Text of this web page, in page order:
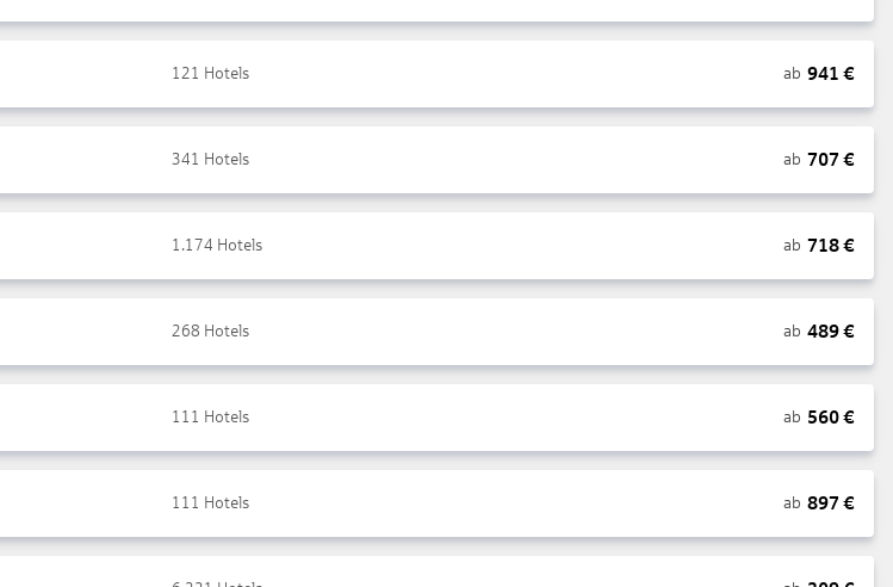
121 Hotels ab 941 €
341 Hotels ab 707 €
1.174 Hotels ab 718€
268 Hotels ab 489€
111 Hotels ab 560€
111 Hotels ab 897 €